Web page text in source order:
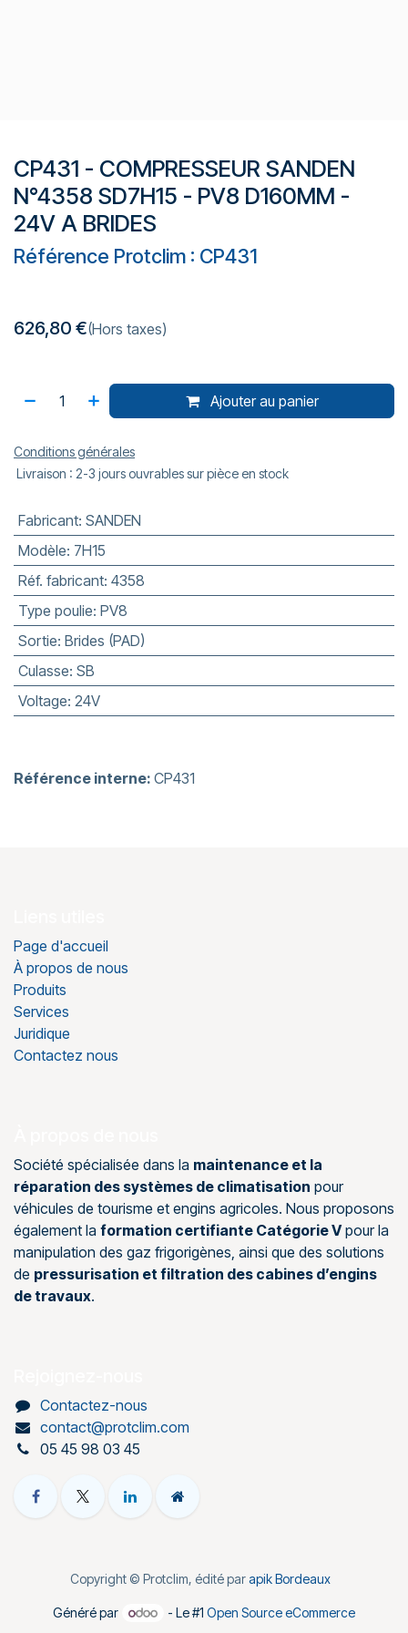
CP431 - COMPRESSEUR SANDEN
N°4358 SD7H15 - PV8 D160MM -
24V A BRIDES
Référence Protclim : CP431
626,80 €(Hors taxes)
Ajouter au panier
Conditions générales
Livraison : 2-3 jours ouvrables sur pièce en stock
Fabricant: SANDEN
Modèle: 7H15
Réf. fabricant: 4358
Type poulie: PV8
Sortie: Brides (PAD)
Culasse: SB
Voltage: 24V
Référence interne: CP431
Page d'accueil
À propos de nous
Produits
Services
Juridique
Contactez nous
Société spécialisée dans la maintenance et la
réparation des systèmes de climatisation pour
véhicules de tourisme et engins agricoles. Nous proposons
également la formation certifiante Catégorie Vpour la
manipulation des gaz frigorigènes, ainsi que des solutions
de pressurisation et filtration des cabines d’engins
de travaux.
Contactez-nous
contact@protclim.com
05 45 98 03 45
Copyright © Protclim, édité parapik Bordeaux
Généré par - Le #1Open Source eCommerce